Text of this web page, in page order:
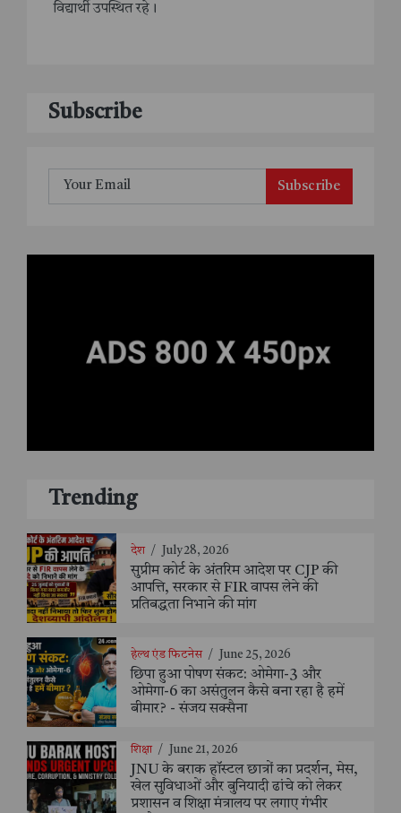
विद्यार्थी उपस्थित रहे।
Subscribe
Subscribe
Trending
देश / July 28, 2026
सुप्रीम कोर्ट के अंतरिम आदेश पर CJP की
आपत्ति, सरकार से FIR वापस लेने की
प्रतिबद्धता निभाने की मांग
हेल्थ एंड फिटनेस / June 25, 2026
छिपा हुआ पोषण संकट: ओमेगा-3 और
ओमेगा-6 का असंतुलन कैसे बना रहा है हमें
बीमार? - संजय सक्सैना
शिक्षा / June 21, 2026
JNU के बराक हॉस्टल छात्रों का प्रदर्शन, मेस,
खेल सुविधाओं और बुनियादी ढांचे को लेकर
प्रशासन व शिक्षा मंत्रालय पर लगाए गंभीर